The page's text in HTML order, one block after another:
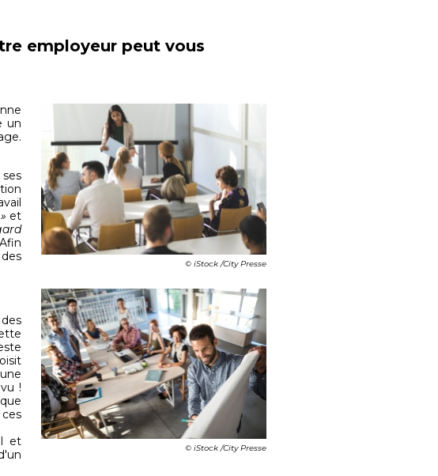
employeur peut vous
un
et
!
et
© iStock /City Presse
© iStock /City Presse